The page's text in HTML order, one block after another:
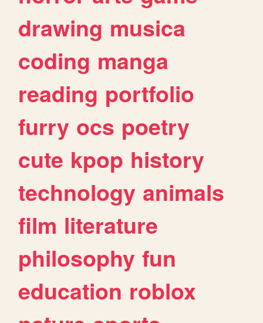
drawing musica
coding manga
reading portfolio
furry ocs poetry
cute kpop history
technology animals
film literature
philosophy fun
education roblox